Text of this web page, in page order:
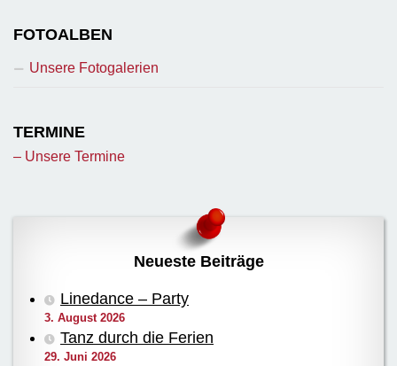
FOTOALBEN
Unsere Fotogalerien
TERMINE
– Unsere Termine
Neueste Beiträge
Linedance – Party
3. August 2026
Tanz durch die Ferien
29. Juni 2026